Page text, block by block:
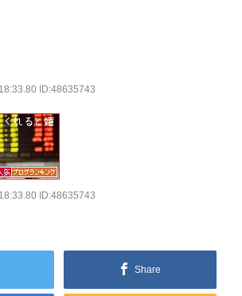
ID:48635743
ID:48635743
Share